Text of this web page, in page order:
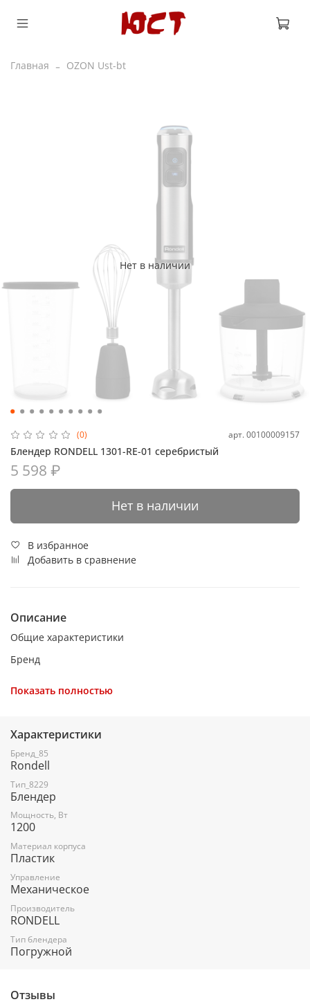
Главная OZON Ust-bt
Нет в наличии
(0) арт. 00100009157
Блендер RONDELL 1301-RE-01 серебристый
5 598 ₽
Нет в наличии
В избранное
Добавить в сравнение
Описание
Общие характеристики
Бренд
Тип
погружной
Мощность
1200 Вт
есть
Материал погружной части
нержавеющая сталь
Материал ножей
нержавеющая сталь
Измельчитель
Показать полностью
Характеристики
Бренд_85
Rondell
Тип_8229
Блендер
Мощность, Вт
1200
Материал корпуса
Пластик
Управление
Механическое
Производитель
RONDELL
Тип блендера
Погружной
Отзывы